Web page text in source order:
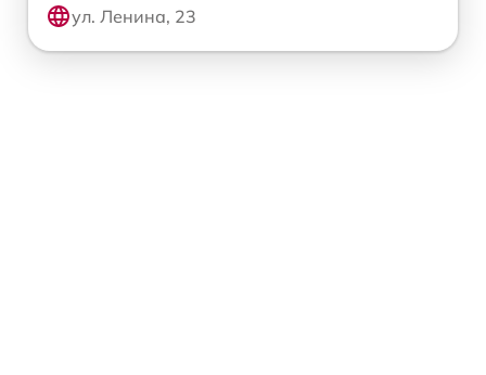
ул. Ленина, 23